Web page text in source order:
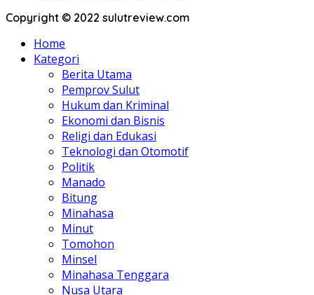
Copyright © 2022 sulutreview.com
Home
Kategori
Berita Utama
Pemprov Sulut
Hukum dan Kriminal
Ekonomi dan Bisnis
Religi dan Edukasi
Teknologi dan Otomotif
Politik
Manado
Bitung
Minahasa
Minut
Tomohon
Minsel
Minahasa Tenggara
Nusa Utara